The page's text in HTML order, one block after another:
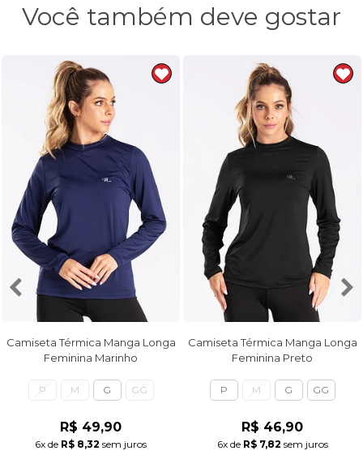
Você também deve gostar
Camiseta Térmica Manga Longa
Feminina Marinho
P M G GG
R$ 49,90
6x de R$ 8,32 sem juros
Camiseta Térmica Manga Longa
Feminina Preto
P M G GG
R$ 46,90
6xde R$ 7,82 sem juros